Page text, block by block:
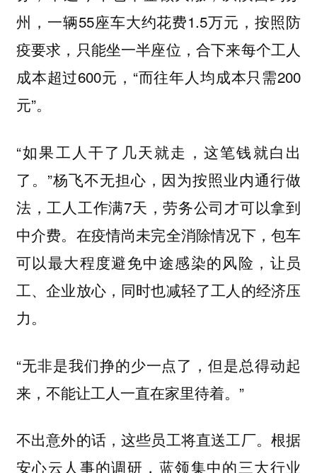
州，一辆55座车大约花费1.5万元，按照防
疫要求，只能坐一半座位，合下来每个工人
成本超过600元，“而往年人均成本只需200
元”。
“如果工人干了几天就走，这笔钱就白出
了。”杨飞不无担心，因为按照业内通行做
法，工人工作满7天，劳务公司才可以拿到
中介费。在疫情尚未完全消除情况下，包车
可以最大程度避免中途感染的风险，让员
工、企业放心，同时也减轻了工人的经济压
力。
“无非是我们挣的少一点了，但是总得动起
来，不能让工人一直在家里待着。”
不出意外的话，这些员工将直送工厂。根据
安心云人事的调研，蓝领集中的三大行业